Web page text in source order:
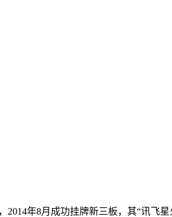
年8月成功挂牌新三板，其“讯飞